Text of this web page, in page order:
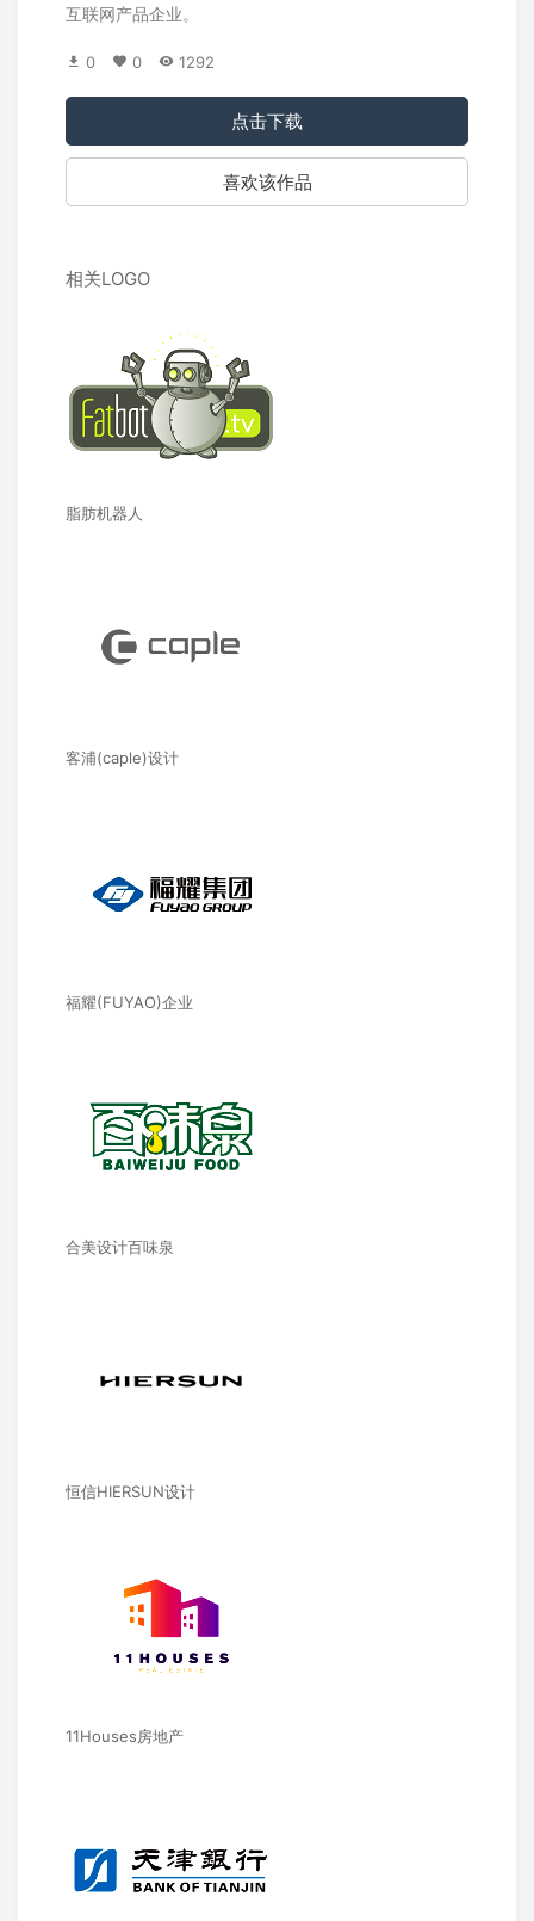
互联网产品企业。
0 0 1292
点击下载
喜欢该作品
相关LOGO
脂肪机器人
客浦(caple)设计
福耀(FUYAO)企业
合美设计百味泉
恒信HIERSUN设计
11Houses房地产